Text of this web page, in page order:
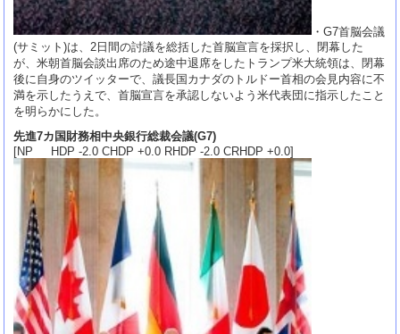
・G7首脳会議
(サミット)は、2日間の討議を総括した首脳宣言を採択し、閉幕した
が、米朝首脳会談出席のため途中退席をしたトランプ米大統領は、閉幕
後に自身のツイッターで、議長国カナダのトルドー首相の会見内容に不
満を示したうえで、首脳宣言を承認しないよう米代表団に指示したこと
を明らかにした。
先進7カ国財務相中央銀行総裁会議(G7)
[NP HDP -2.0 CHDP +0.0 RHDP -2.0 CRHDP +0.0]